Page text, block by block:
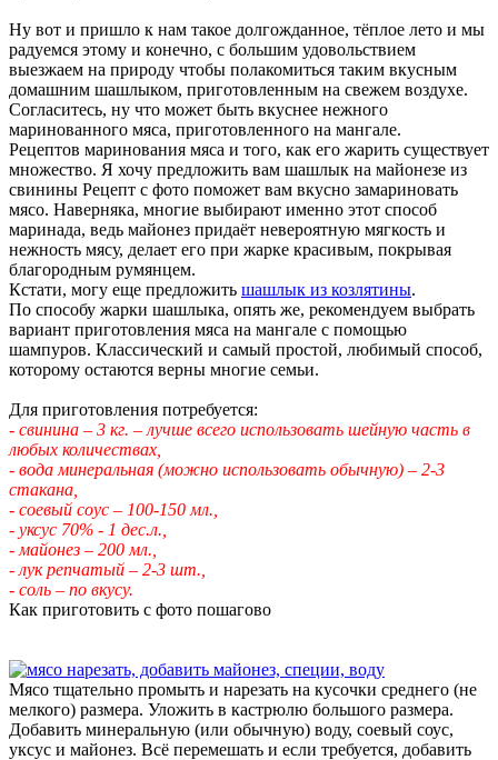
Ну вот и пришло к нам такое долгожданное, тёплое лето и мы
радуемся этому и конечно, с большим удовольствием
выезжаем на природу чтобы полакомиться таким вкусным
домашним шашлыком, приготовленным на свежем воздухе.
Согласитесь, ну что может быть вкуснее нежного
маринованного мяса, приготовленного на мангале.
Рецептов маринования мяса и того, как его жарить существует
множество. Я хочу предложить вам шашлык на майонезе из
свинины Рецепт с фото поможет вам вкусно замариновать
мясо. Наверняка, многие выбирают именно этот способ
маринада, ведь майонез придаёт невероятную мягкость и
нежность мясу, делает его при жарке красивым, покрывая
благородным румянцем.
Кстати, могу еще предложить шашлык из козлятины.
По способу жарки шашлыка, опять же, рекомендуем выбрать
вариант приготовления мяса на мангале с помощью
шампуров. Классический и самый простой, любимый способ,
которому остаются верны многие семьи.
Для приготовления потребуется:
- свинина – 3 кг. – лучше всего использовать шейную часть в
любых количествах,
- вода минеральная (можно использовать обычную) – 2-3
стакана,
- соевый соус – 100-150 мл.,
- уксус 70% - 1 дес.л.,
- майонез – 200 мл.,
- лук репчатый – 2-3 шт.,
- соль – по вкусу.
Как приготовить с фото пошагово
Мясо тщательно промыть и нарезать на кусочки среднего (не
мелкого) размера. Уложить в кастрюлю большого размера.
Добавить минеральную (или обычную) воду, соевый соус,
уксус и майонез. Всё перемешать и если требуется, добавить